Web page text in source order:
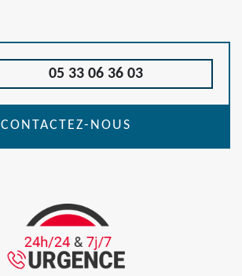
05 33 06 36 03
CONTACTEZ-NOUS